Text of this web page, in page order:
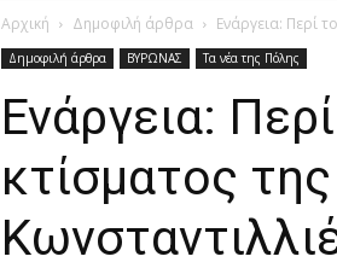
Αρχική Δημοφιλή άρθρα Ενάργεια: Περί
Δημοφιλή άρθρα ΒΥΡΩΝΑΣ Τα νέα της Πόλης
Ενάργεια:
κτίσματος